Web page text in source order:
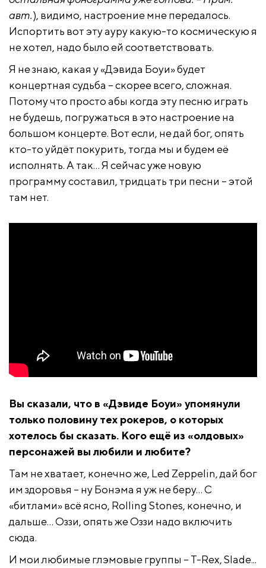
авт.), видимо, настроение мне передалось.
Испортить вот эту ауру какую-то космическую я
не хотел, надо было ей соответствовать.
Я не знаю, какая у «Дэвида Боуи» будет
концертная судьба – скорее всего, сложная.
Потому что просто абы когда эту песню играть
не будешь, погружаться в это настроение на
большом концерте. Вот если, не дай бог, опять
кто-то уйдёт покурить, тогда мы и будем её
исполнять. А так… Я сейчас уже новую
программу составил, тридцать три песни – этой
там нет.
Вы сказали, что в «Дэвиде Боуи» упомянули
только половину тех рокеров, о которых
хотелось бы сказать. Кого ещё из «олдовых»
персонажей вы любили и любите?
Там не хватает, конечно же, Led Zeppelin, дай бог
им здоровья – ну Бонэма я уж не беру… С
«битлами» всё ясно, Rolling Stones, конечно, и
дальше… Оззи, опять же Оззи надо включить
сюда.
И мои любимые глэмовые группы – T-Rex, Slade...